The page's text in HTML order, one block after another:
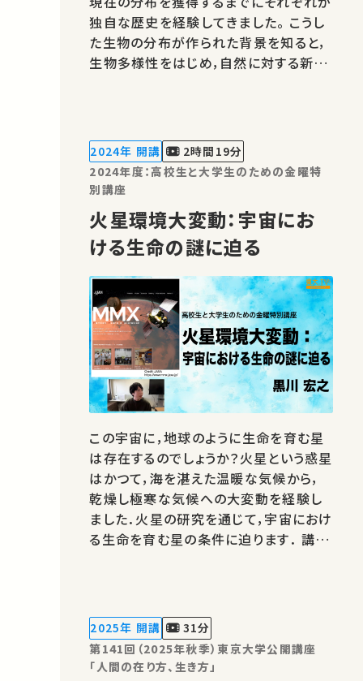
独自な歴史を経験してきました。 こうし
た生物の分布が作られた背景を知ると，
生物多様性をはじめ，自然に対する新し
布が作られたプロセスを科学的に考えて
みたいと思います。★高校生と大学生…
2024年 開講
2時間19分
2024年度：高校生と大学生のための金曜特
別講座
火星環境大変動：宇宙にお
ける生命の謎に迫る
この宇宙に，地球のように生命を育む星
は存在するのでしょうか？火星という惑星
はかつて，海を湛えた温暖な気候から，
乾燥し極寒な気候への大変動を経験し
ました．火星の研究を通じて，宇宙におけ
る生命を育む星の条件に迫ります． 講
ん。 お気に入りの講義・講演があれば
SNSなどでシェアをお願いします…
2025年 開講
31分
第141回（2025年秋季）東京大学公開講座
「人間の在り方、生き方」